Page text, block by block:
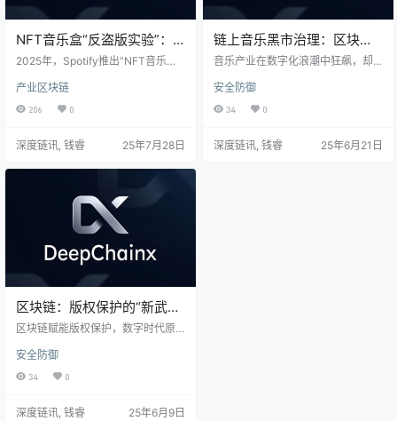
NFT音乐盒“反盗版实验”：
2025年Spotify如何用区块链
2025年，Spotify推出“NFT音乐
一革命性举措直击AI音乐盗版痛点，
通过数字指纹、区块链存证、NFT
测、智能合约维权、创作者基金等
隐私泄露等问题也随之浮现。但无
论如何，这场“AI+区块链”的音乐产
业变革已拉开大幕，它不仅关乎版
权保护，更将…
产业区块链
206 0
深度链讯, 钱睿 25年7月28日
链上音乐黑市治理：区块链
如何破解盗版与流媒体分成
音乐产业在数字化浪潮中狂飙，却
024年全球录制音乐收入达296亿美
元，流媒体虽贡献69%，但盗版与
横空出世，零知识证明技术平衡隐
安全防御
34 0
深度链讯, 钱睿 25年6月21日
区块链：版权保护的“新武
器”，数字时代的原创守护者
区块链赋能版权保护，数字时代原
炸的时代，原创作品屡遭侵权，版
权保护成为难题。区块链技术以其
不可篡改、透明可追溯的特性，为
讨区块链如何在版权保护中大显身
安全防御
34 0
深度链讯, 钱睿 25年6月9日